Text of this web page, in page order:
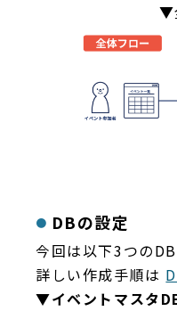
▼
DBの設定
今回は以下3つのDB
詳しい作成手順は
▼イベントマスタ